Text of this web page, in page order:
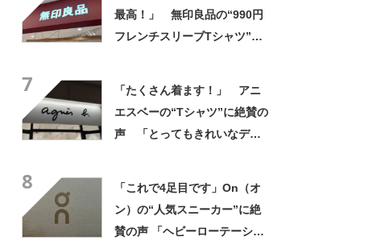
最高！」 無印良品の“990円
フレンチスリーブTシャツ”が
7
「たくさん着ます！」 アニ
エスベーの“Tシャツ”に絶賛の
声 「とってもきれいなデザ
8
「これで4足目です」On（オ
ン）の“人気スニーカー”に絶
賛の声 「ヘビーローテーショ